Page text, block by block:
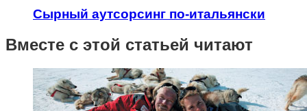
Сырный аутсорсинг по-итальянски
Вместе с этой статьей читают